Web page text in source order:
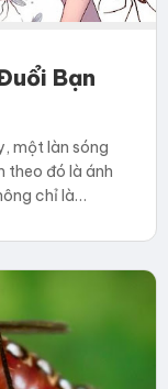
Bạn
một làn sóng
theo đó là ánh
chỉ là…